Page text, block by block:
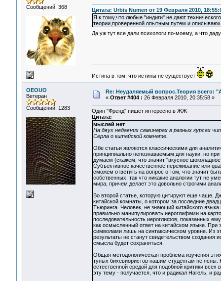
Сообщений: 368
Цитата: Urbis Numen от 19 Февраля 2010,
Я к тому,что любые "индиги" не дают
теории,проверенной опытным путем и
Да уж тут все дали психологи по-моему, а что
Истина в том, что истины не существует
OEOUO
Ветеран
Сообщений: 1283
Re: Неудаляемый вопрос.Теория всего:
« Ответ #404 : 26 Февраля 2010, 20:35:58 »
Один "Френд" пишет интересно в ЖЖ
Цитата:
мыслей нет
На двух недавних семинарах в разных курсах
Серла о китайской комнате.
Обе статьи являются классическими для
принципиально непознаваемым для науки, но
думаем (скажем, что значит "вкусное
Субъективное качественное переживание или
сможем ответить на вопрос о том, что значит
собственных, так что никакие аналогии тут не
мира, причем делает это довольно строгими
Во второй статье, которую цитируют еще чаще,
китайской комнаты, о котором за последние
Тьюринга. Человек, не знающий китайского
правильно манипулировать иероглифами на
последовательность иероглифов, показанных
как осмысленный ответ на китайском языке. При
символами лишь на синтаксическом уровне. Из
результаты не станут свидетельством
смысла будет сохраняться.
Общая методологическая проблема изучения
тупых бихевиористов нашим студентам не ясны.
естественной средой для подобной критики
эту тему - получается, что и радикал Нагель, и